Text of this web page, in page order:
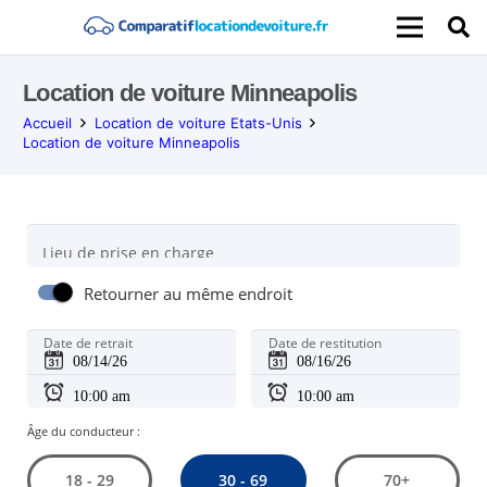
Location de voiture Minneapolis
Accueil
Location de voiture Etats-Unis
Location de voiture Minneapolis
Lieu de prise en charge
Retourner au même endroit
Date de retrait Date de restitution
Âge du conducteur :
18 - 29 30 - 69 70+